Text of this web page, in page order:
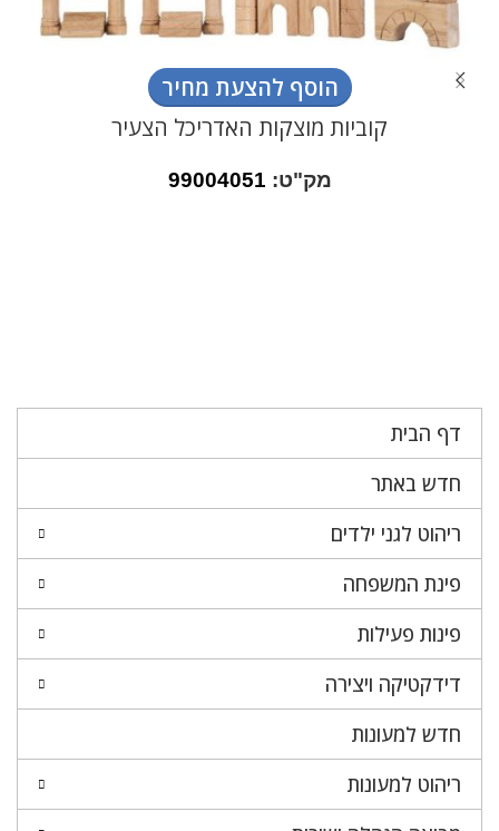
דף הבית
חדש באתר
ריהוט לגני ילדים
פינת המשפחה
פינות פעילות
דידקטיקה ויצירה
חדש למעונות
ריהוט למעונות
הוסף להצעת מחיר
קוביות מוצקות האדריכל הצעיר
מק"ט: 99004051